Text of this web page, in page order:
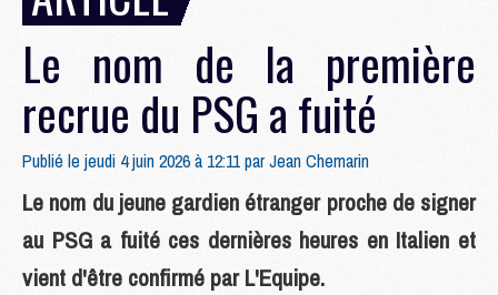
Le nom de la première
recrue du PSG a fuité
Publié le jeudi 4 juin 2026 à 12:11 parJean Chemarin
Le nom du jeune gardien étranger proche de signer
au PSG a fuité ces dernières heures en Italien et
vient d'être confirmé par L'Equipe.